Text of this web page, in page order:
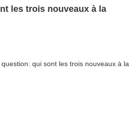
les trois nouveaux à la